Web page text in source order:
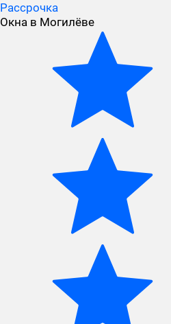
Рассрочка
Окна в Могилёве